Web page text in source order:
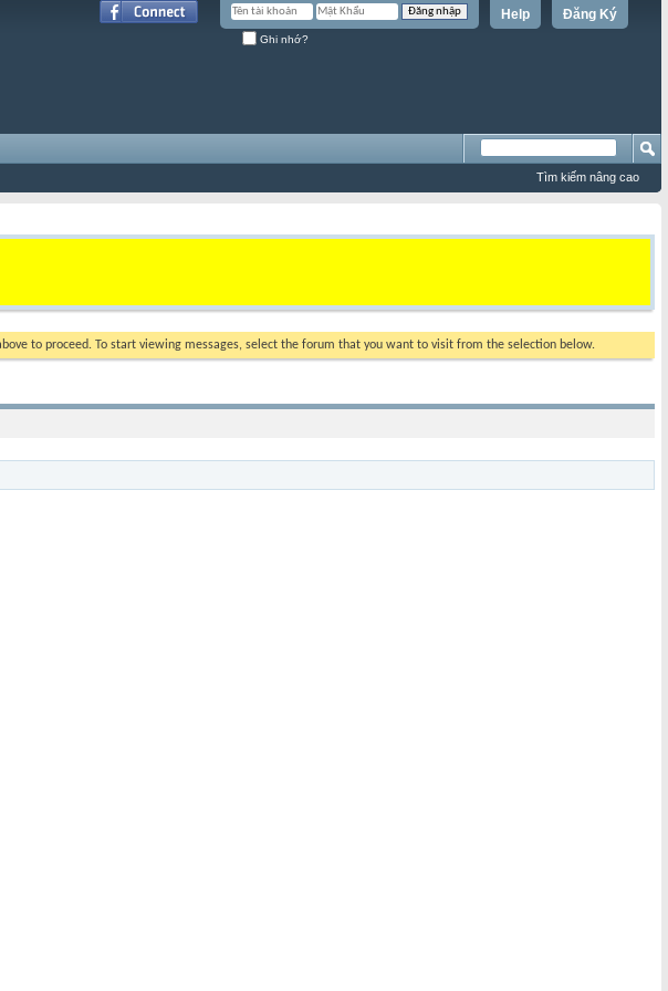
Đăng Ký
Help
Ghi nhớ?
Tìm kiếm nâng cao
to proceed. To start viewing messages, select the forum that you want to visit from the selection below.